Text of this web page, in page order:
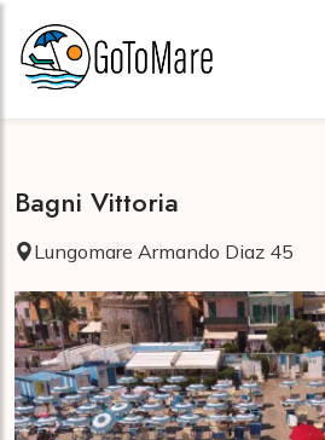
Bagni Vittoria
Lungomare Armando Diaz 45